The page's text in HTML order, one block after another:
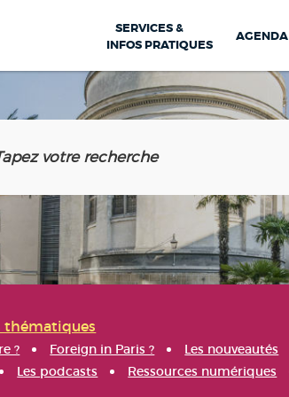
SERVICES &
INFOS PRATIQUES
AGENDA
thématiques
? Foreign in Paris ? Les nouveautés
Les podcasts Ressources numériques